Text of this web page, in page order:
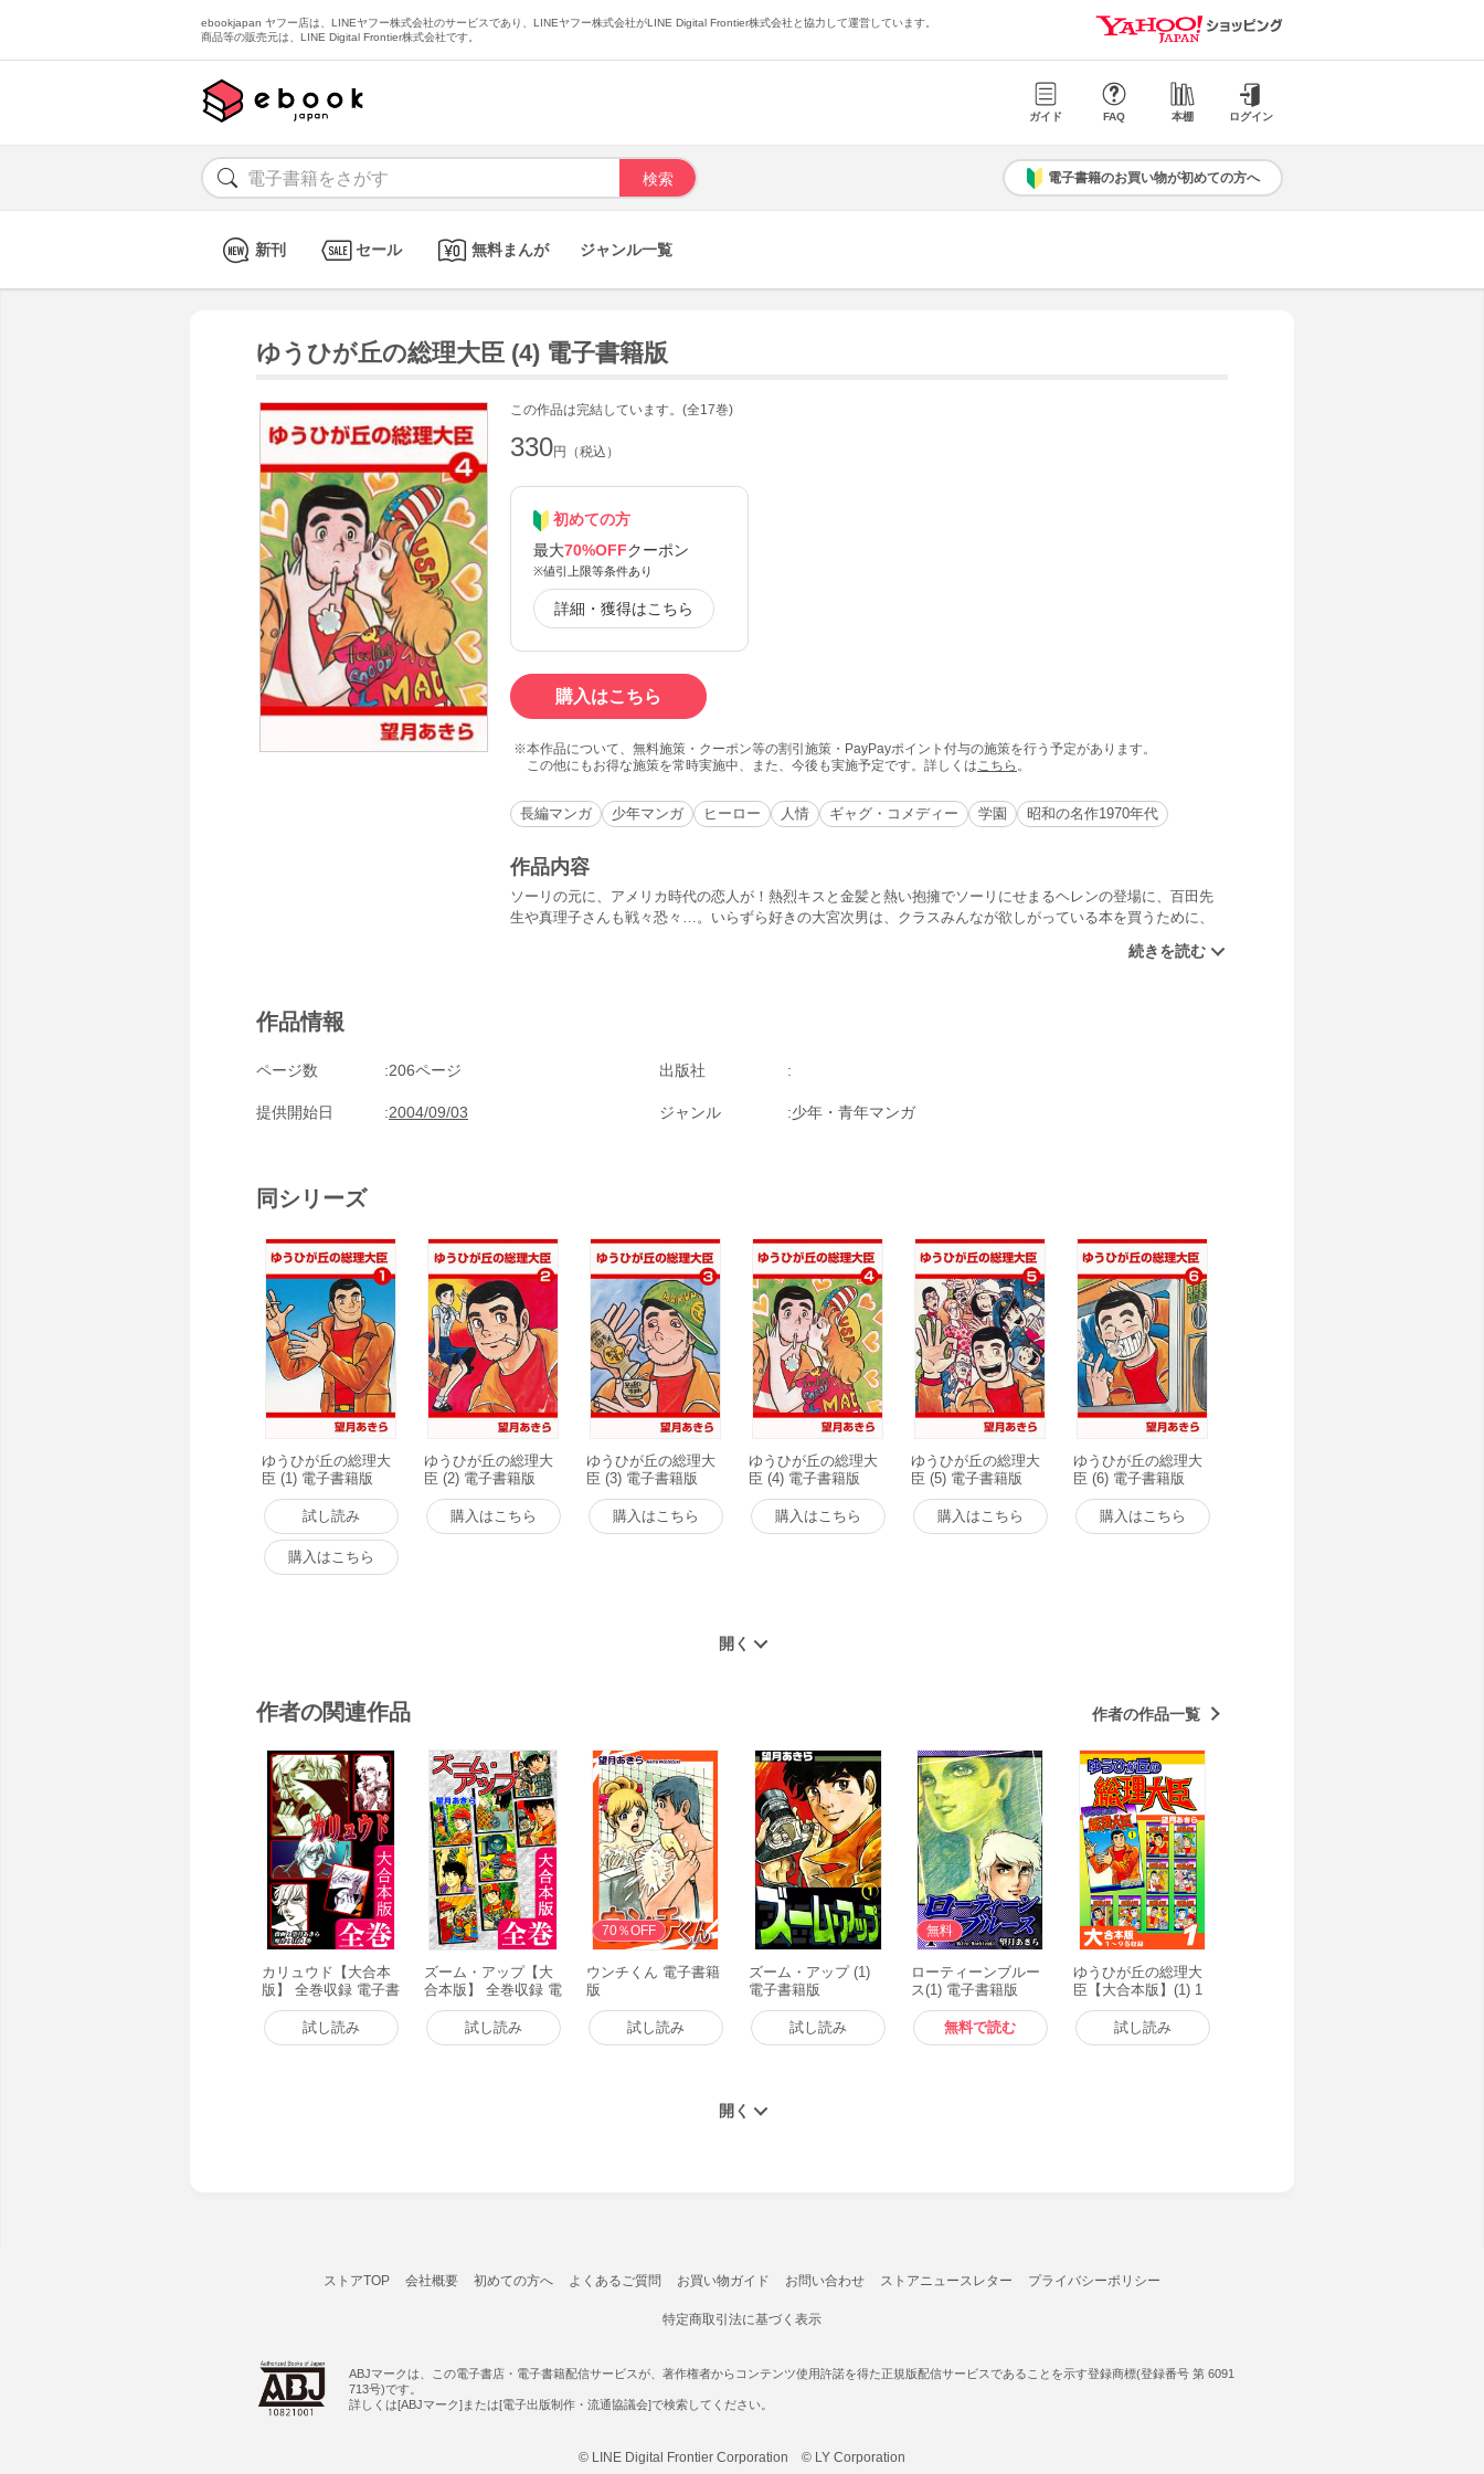
ebookjapan ヤフー店は、LINEヤフー株式会社のサービスであり、LINEヤフー株式会社がLINE Digital Frontier株式会社と協力して運営しています。
商品等の販売元は、LINE Digital Frontier株式会社です。
ガイド FAQ 本棚 ログイン
電子書籍のお買い物が初めての方へ
新刊 セール 無料まんが ジャンル一覧
ゆうひが丘の総理大臣 (4) 電子書籍版
この作品は完結しています。(全17巻)
330円（税込）
初めての方
最大70%OFFクーポン
※値引上限等条件あり
詳細・獲得はこちら
購入はこちら
本作品について、無料施策・クーポン等の割引施策・PayPayポイント付与の施策を行う予定があります。
この他にもお得な施策を常時実施中、また、今後も実施予定です。詳しくは こちら 。
長編マンガ 少年マンガ ヒーロー 人情 ギャグ・コメディー 学園 昭和の名作1970年代
作品内容
ソーリの元に、アメリカ時代の恋人が！熱烈キスと金髪と熱い抱擁でソーリにせまるヘレンの登場に、百田先
生や真理子さんも戦々恐々…。いらずら好きの大宮次男は、クラスみんなが欲しがっている本を買うために、
が…。さらにソーリがある朝起きてみると、そこには美人の女の人が…。スケベで軽くて毎日同じ服なのに、
作品情報
ページ数 206ページ 出版社
提供開始日 2004/09/03 ジャンル 少年・青年マンガ
同シリーズ
ゆうひが丘の総理大
臣 (1) 電子書籍版
試し読み
購入はこちら
ゆうひが丘の総理大
臣 (2) 電子書籍版
購入はこちら
ゆうひが丘の総理大
臣 (3) 電子書籍版
購入はこちら
ゆうひが丘の総理大
臣 (4) 電子書籍版
購入はこちら
ゆうひが丘の総理大
臣 (5) 電子書籍版
購入はこちら
ゆうひが丘の総理大
臣 (6) 電子書籍版
購入はこちら
作者の関連作品 作者の作品一覧
カリュウド【大合本
版】 全巻収録 電子書
籍版
試し読み
ズーム・アップ【大
合本版】 全巻収録 電
子書籍版
試し読み
70％OFF
ウンチくん 電子書籍
版
試し読み
ズーム・アップ (1)
電子書籍版
試し読み
無料
ローティーンブルー
ス(1) 電子書籍版
無料で読む
ゆうひが丘の総理大
臣【大合本版】(1) 1
～9巻収録 電子書籍
版
試し読み
ストアTOP 会社概要 初めての方へ よくあるご質問 お買い物ガイド お問い合わせ ストアニュースレター プライバシーポリシー
特定商取引法に基づく表示
ABJマークは、この電子書店・電子書籍配信サービスが、著作権者からコンテンツ使用許諾を得た正規版配信サービスであることを示す登録商標(登録番号 第 6091
713号)です。
詳しくは[ABJマーク]または[電子出版制作・流通協議会]で検索してください。
© LINE Digital Frontier Corporation © LY Corporation